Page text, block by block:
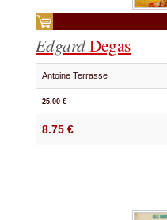
EdgardDegas
Antoine Terrasse
25.00 €
8.75 €